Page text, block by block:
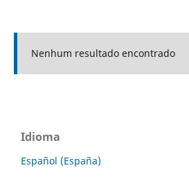
Nenhum resultado encontrado
Idioma
Español (España)